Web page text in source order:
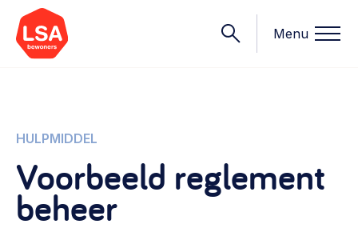
Menu
Onderwerpen
Starten van een initiatief
Rechtsvormen, positionering, organisatiemodellen >
Wat we doen
HULPMIDDEL
Voorbeeld reglement
beheer